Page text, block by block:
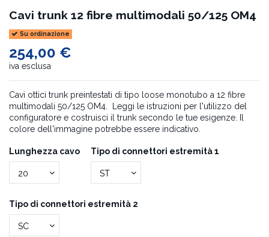
Cavi trunk 12 fibre multimodali 50/125 OM4
Su ordinazione
254,00 €
iva esclusa
Cavi ottici trunk preintestati di tipo loose monotubo a 12 fibre
multimodali 50/125 OM4. Leggi le istruzioni per l'utilizzo del
configuratore e costruisci il trunk secondo le tue esigenze. Il
colore dell'immagine potrebbe essere indicativo.
Lunghezza cavo Tipo di connettori estremità 1
Tipo di connettori estremità 2